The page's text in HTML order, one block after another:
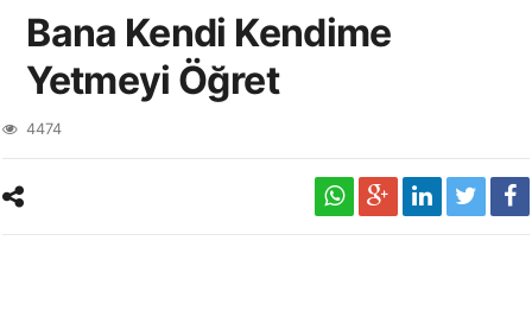
Bana Kendi Kendime
Yetmeyi Öğret
4474